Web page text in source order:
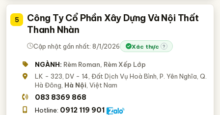
5
Công Ty Cổ Phần Xây Dựng Và Nội Thất
Thanh Nhàn
Cập nhật gần nhất: 8/1/2026 Xác thực ?
NGÀNH: Rèm Roman, Rèm Xếp Lớp
LK - 323, DV - 14, Đất Dịch Vụ Hoà Bình, P. Yên Nghĩa, Q.
Hà Đông, Hà Nội , Việt Nam
083 8369 868
Hotline: 0912 119 901